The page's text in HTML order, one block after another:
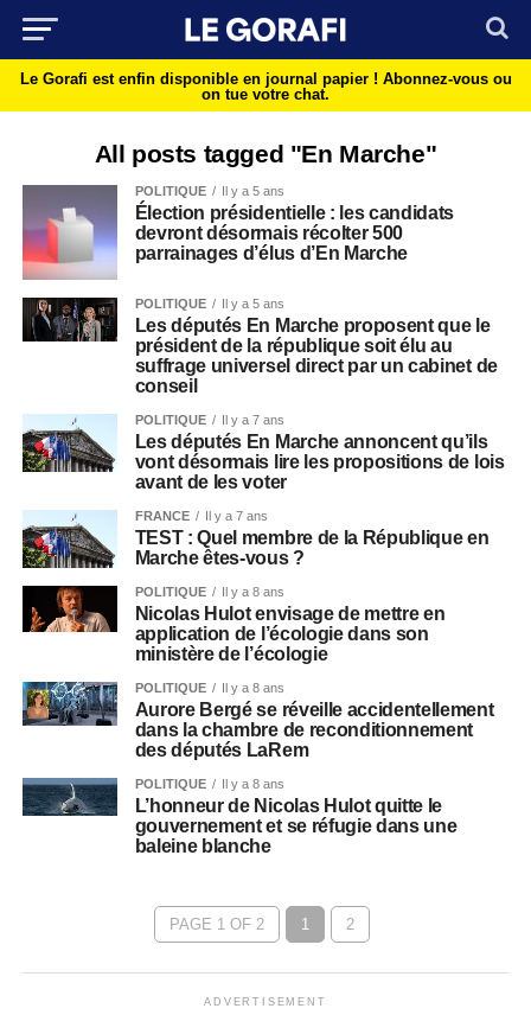
Le Gorafi est enfin disponible en journal papier ! Abonnez-vous ou
on tue votre chat.
All posts tagged "En Marche"
POLITIQUE Il y a 5 ans
Élection présidentielle : les candidats
devront désormais récolter 500
parrainages d’élus d’En Marche
POLITIQUE Il y a 5 ans
Les députés En Marche proposent que le
président de la république soit élu au
suffrage universel direct par un cabinet de
conseil
POLITIQUE Il y a 7 ans
Les députés En Marche annoncent qu’ils
vont désormais lire les propositions de lois
avant de les voter
FRANCE Il y a 7 ans
TEST : Quel membre de la République en
Marche êtes-vous ?
POLITIQUE Il y a 8 ans
Nicolas Hulot envisage de mettre en
application de l’écologie dans son
ministère de l’écologie
POLITIQUE Il y a 8 ans
Aurore Bergé se réveille accidentellement
dans la chambre de reconditionnement
des députés LaRem
POLITIQUE Il y a 8 ans
L’honneur de Nicolas Hulot quitte le
gouvernement et se réfugie dans une
baleine blanche
PAGE 1 OF 2 1 2
ADVERTISEMENT